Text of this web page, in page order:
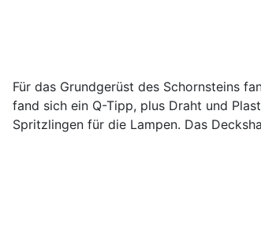
Für das Grundgerüst des Schornsteins
fand sich ein Q-Tipp, plus Draht und
Spritzlingen für die Lampen. Das